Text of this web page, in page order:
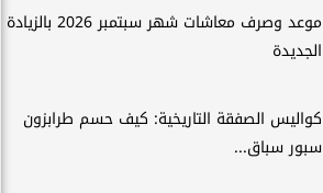
موعد وصرف معاشات شهر سبتمبر 2026 بالزيادة
الجديدة
كواليس الصفقة التاريخية: كيف حسم طرابزون
سبور سباق...